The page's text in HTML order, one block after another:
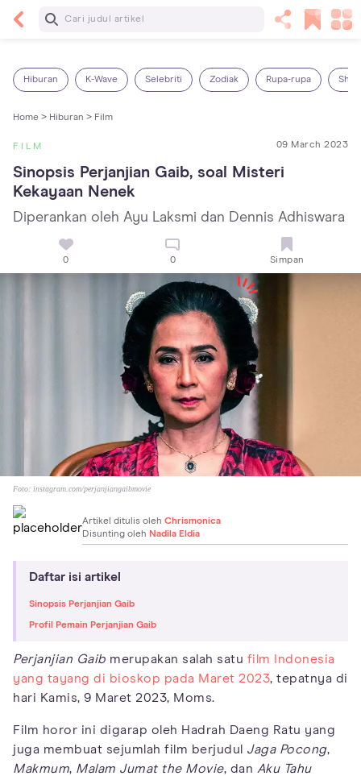
Baca Selanjutnya
Hiburan K-Wave Selebriti Zodiak Rupa-rupa
Home > Hiburan > Film
FILM 09 March 2023
Sinopsis Perjanjian Gaib, soal Misteri
Kekayaan Nenek
Diperankan oleh Ayu Laksmi dan Dennis Adhiswara
0 0 Simpan
Foto: instagram.com/perjanjiangaibmovie
Artikel ditulis oleh Chrismonica
Disunting oleh Nadila Eldia
Daftar isi artikel
Sinopsis Perjanjian Gaib
Profil Pemain Perjanjian Gaib
Perjanjian Gaib merupakan salah satu film Indonesia
yang tayang di bioskop pada Maret 2023, tepatnya di
hari Kamis, 9 Maret 2023, Moms.
Film horor ini digarap oleh Hadrah Daeng Ratu yang
juga membuat sejumlah film berjudul Jaga Pocong,
Makmum, Malam Jumat the Movie, dan Aku Tahu